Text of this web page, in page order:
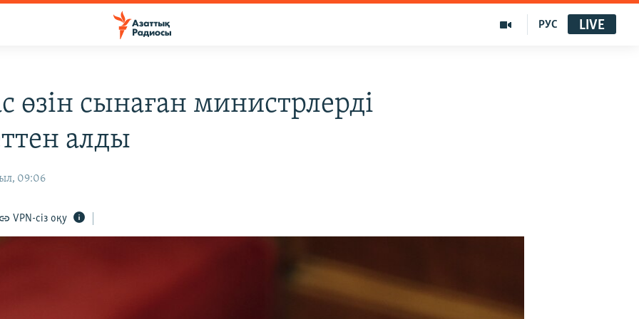
РУС LIVE
өзін сынаған министрлерді
алды
09:06
VPN-сіз оқу